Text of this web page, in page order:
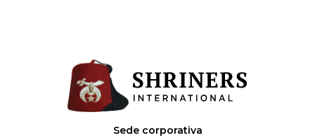
Sede corporativa